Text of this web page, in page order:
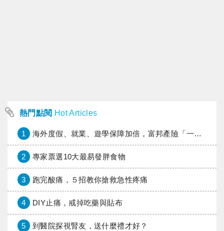
熱門點閱 Hot Articles
1 海外度假、就業、遊學保障加倍，富邦產險「一期逐夢」專案加碼遠距醫療與緊急救援
2 專家票選10大最易發胖食物
3 跑完酸痛，５招教你搶救急性疼痛
4 DIY止痛，戒掉吃藥與貼布
5 到醫院探視腎友，送什麼禮才好？